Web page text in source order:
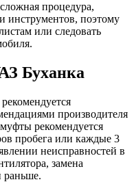
процедура,
инструментов, поэтому
или следовать
Буханка
производителя
рекомендуется
пробега или каждые 3
неисправностей в
замена
раньше.